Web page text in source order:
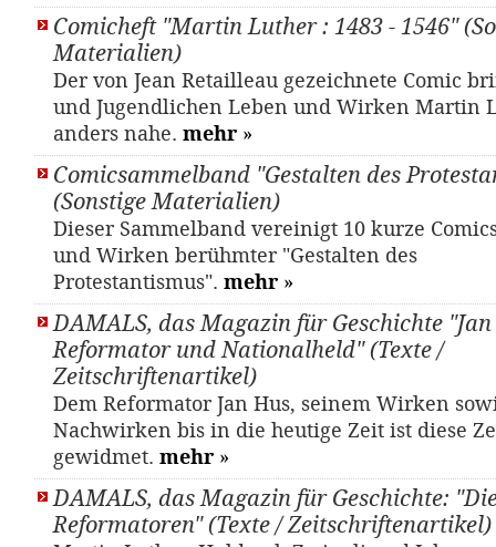
Comicheft "Martin Luther : 1483 - 1546"
Materialien)
Der von Jean Retailleau gezeichnete Comic
und Jugendlichen Leben und Wirken Martin
anders nahe. mehr »
Comicsammelband "Gestalten des
(Sonstige Materialien)
Dieser Sammelband vereinigt 10 kurze
und Wirken berühmter "Gestalten des
Protestantismus". mehr »
DAMALS, das Magazin für Geschichte "Jan
Reformator und Nationalheld" (Texte /
Zeitschriftenartikel)
Dem Reformator Jan Hus, seinem Wirken
Nachwirken bis in die heutige Zeit ist diese
gewidmet. mehr »
DAMALS, das Magazin für Geschichte:
Reformatoren" (Texte / Zeitschriftenartikel)